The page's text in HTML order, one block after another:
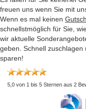
freuen uns wenn Sie mit
Wenn es mal keinen
schnellstmöglich für Sie,
wir aktuelle
geben. Schnell
sparen!
5,0 von 1 bis 5 Sternen aus 2